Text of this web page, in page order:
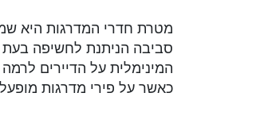
מטרת חדרי המדרגות היא
סביבה הניתנת לחשיפה בעת
המינימלית על הדיירים
כאשר על פירי מדרגות